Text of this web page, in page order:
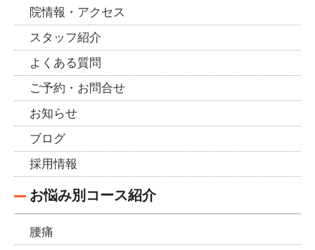
院情報・アクセス
スタッフ紹介
よくある質問
ご予約・お問合せ
お知らせ
ブログ
採用情報
お悩み別コース紹介
腰痛